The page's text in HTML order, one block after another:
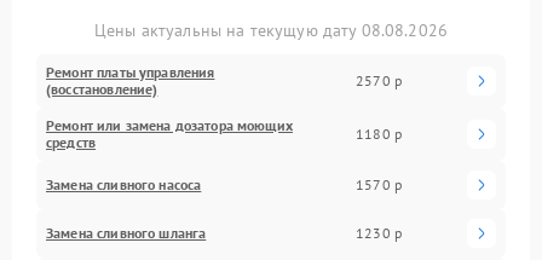
Цены актуальны на текущую дату 08.08.2026
Ремонт платы управления
(восстановление)
2570 р
Ремонт или замена дозатора моющих
средств
1180 р
Замена сливного насоса 1570 р
Замена сливного шланга 1230 р